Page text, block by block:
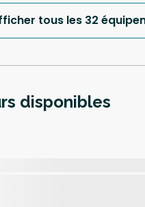
tous les 32
disponibles